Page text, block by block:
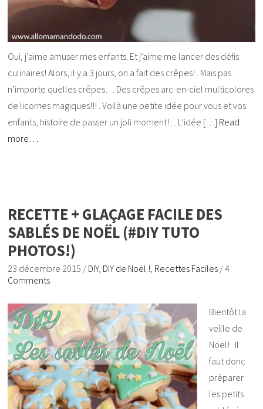
Oui, j’aime amuser mes enfants. Et j’aime me lancer des défis
culinaires! Alors, il y a 3 jours, on a fait des crêpes! . Mais pas
n’importe quelles crêpes… Des crêpes arc-en-ciel multicolores
de licornes magiques!!! . Voilà une petite idée pour vous et vos
enfants, histoire de passer un joli moment! . . L’idée […] Read
more…
RECETTE + GLAÇAGE FACILE DES
SABLÉS DE NOËL (#DIY TUTO
PHOTOS!)
23 décembre 2015 / DIY, DIY de Noël ! Recettes Faciles /4
Comments
Bientôt la
veille de
Noël! Il
faut donc
préparer
les petits